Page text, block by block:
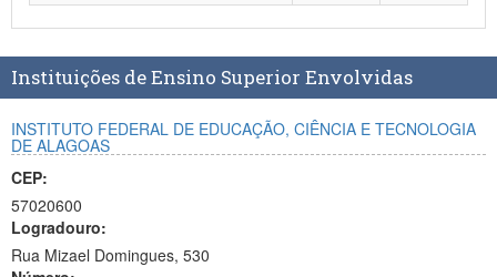
Instituições de Ensino Superior Envolvidas
INSTITUTO FEDERAL DE EDUCAÇÃO, CIÊNCIA E TECNOLOGIA
DE ALAGOAS
CEP:
57020600
Logradouro:
Rua Mizael Domingues, 530